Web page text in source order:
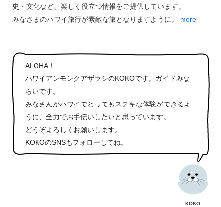
史・文化など、楽しく役立つ情報をご提供しています。
みなさまのハワイ旅行が素敵な旅となりますように。 more
ALOHA！
ハワイアンモンクアザラシのKOKOです。ガイドみな
らいです。
みなさんがハワイでとってもステキな体験ができるよ
うに、全力でお手伝いしたいと思っています。
どうぞよろしくお願いします。
KOKOのSNSもフォローしてね。
KOKO